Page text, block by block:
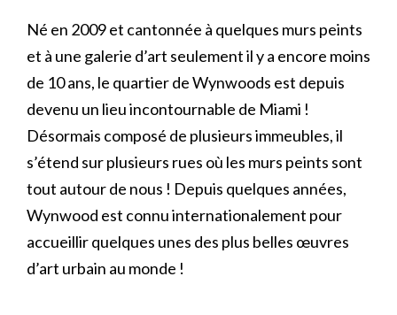
Né en 2009 et cantonnée à quelques murs peints
et à une galerie d’art seulement il y a encore moins
de 10 ans, le quartier de Wynwoods est depuis
devenu un lieu incontournable de Miami !
Désormais composé de plusieurs immeubles, il
s’étend sur plusieurs rues où les murs peints sont
tout autour de nous ! Depuis quelques années,
Wynwood est connu internationalement pour
accueillir quelques unes des plus belles œuvres
d’art urbain au monde !